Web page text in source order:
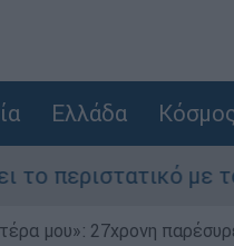
Ελλάδα
με τουρίστα
μου»: 27χρονη